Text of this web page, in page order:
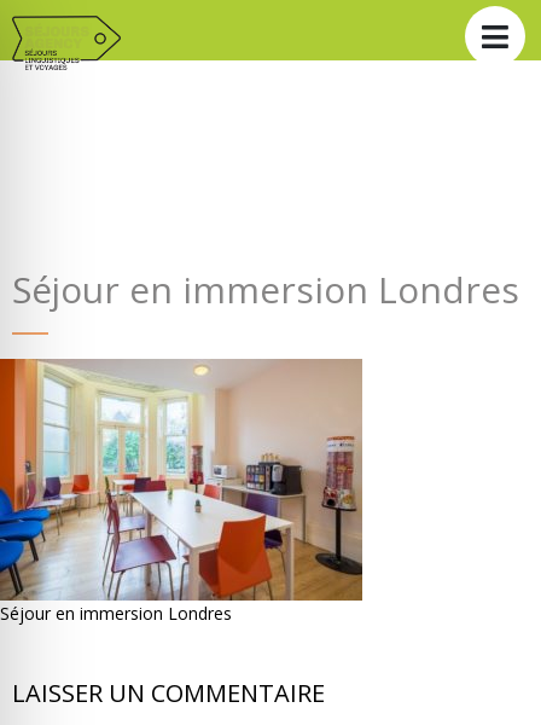
Séjour en immersion Londres
Séjour en immersion Londres
LAISSER UN COMMENTAIRE
partir ? Devis & contact